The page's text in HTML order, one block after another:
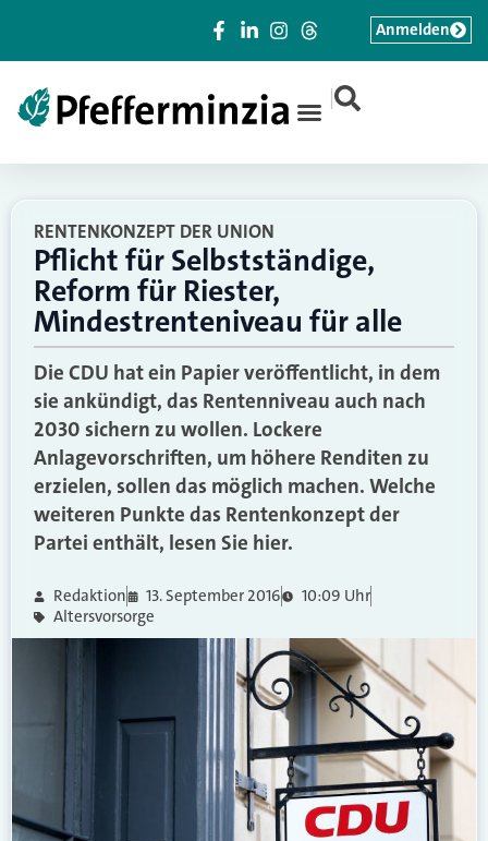
|
Anmelden
RENTENKONZEPT DER UNION
Pflicht für Selbstständige,
Reform für Riester,
Mindestrenteniveau für alle
Die CDU hat ein Papier veröffentlicht, in dem
sie ankündigt, das Rentenniveau auch nach
2030 sichern zu wollen. Lockere
Anlagevorschriften, um höhere Renditen zu
erzielen, sollen das möglich machen. Welche
weiteren Punkte das Rentenkonzept der
Partei enthält, lesen Sie hier.
Redaktion 13. September 2016
10:09 Uhr
Altersvorsorge